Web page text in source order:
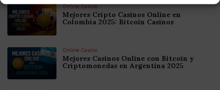
Online Casino
Mejores Cripto Casinos Online en
Colombia 2025: Bitcoin Casinos
Online Casino
Mejores Casinos Online con Bitcoin y
Criptomonedas en Argentina 2025